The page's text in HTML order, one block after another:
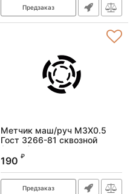
Предзаказ
Метчик маш/руч M3X0.5
Гост 3266-81 сквозной
(Р6М5)
Артикул:
190 ₽
Предзаказ